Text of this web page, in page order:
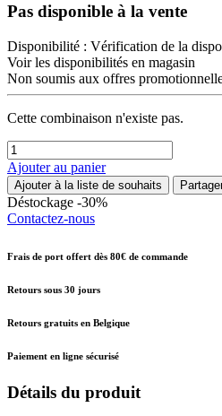
Pas disponible à la vente
Disponibilité : Vérification de la
Voir les disponibilités en magasin
Non soumis aux offres
Cette combinaison n'existe pas.
Ajouter au panier
Ajouter à la liste de souhaits
Déstockage -30%
Contactez-nous
Frais de port offert dès 80€ de commande
Retours sous 30 jours
Retours gratuits en Belgique
Paiement en ligne sécurisé
Détails du produit